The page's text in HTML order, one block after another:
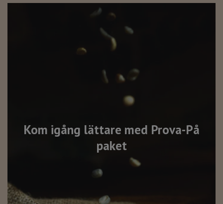
Kom igång lättare med Prova-På
paket